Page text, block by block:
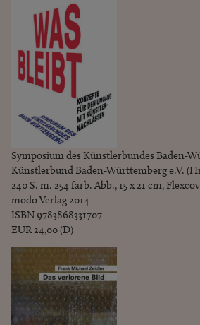
Symposium des Künstlerbundes Baden-
Künstlerbund Baden-Württemberg e.V.
240 S. m. 254 farb. Abb., 15 x 21 cm,
modo Verlag 2014
ISBN 9783868331707
EUR 24,00 (D)